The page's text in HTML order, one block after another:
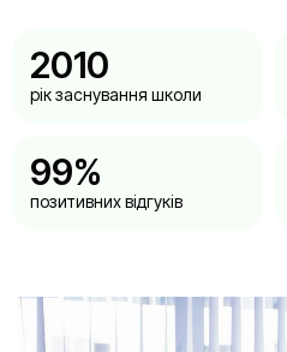
рік заснування школи
2010
позитивних відгуків
99%